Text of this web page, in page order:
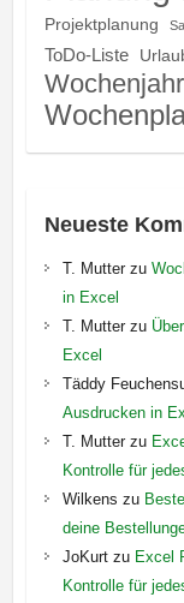
Projektplanung
ToDo-Liste
Neueste
T. Mutterzu
in Excel
T. Mutterzu
Excel
Täddy
Ausdrucken in
T. Mutterzu
Kontrolle für
Wilkens zu
deine
JoKurtzu Excel
Kontrolle für